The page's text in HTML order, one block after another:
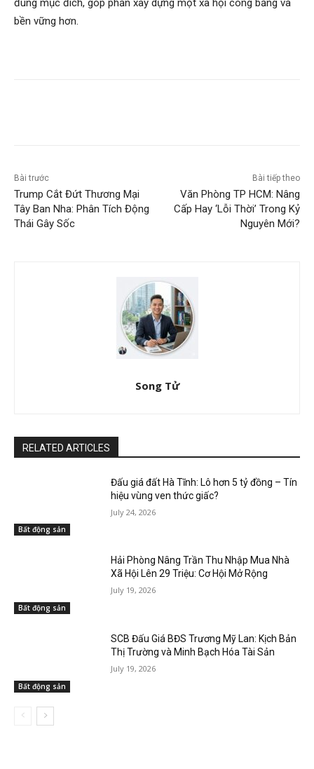
đúng mục đích, góp phần xây dựng một xã hội công bằng và
bền vững hơn.
Bài trước
Trump Cắt Đứt Thương Mại
Tây Ban Nha: Phân Tích Động
Thái Gây Sốc
Bài tiếp theo
Văn Phòng TP HCM: Nâng
Cấp Hay ‘Lỗi Thời’ Trong Kỷ
Nguyên Mới?
Song Tử
RELATED ARTICLES
Bất động sản
Đấu giá đất Hà Tĩnh: Lô hơn 5 tỷ đồng – Tín
hiệu vùng ven thức giấc?
July 24, 2026
Bất động sản
Hải Phòng Nâng Trần Thu Nhập Mua Nhà
Xã Hội Lên 29 Triệu: Cơ Hội Mở Rộng
July 19, 2026
Bất động sản
SCB Đấu Giá BĐS Trương Mỹ Lan: Kịch Bản
Thị Trường và Minh Bạch Hóa Tài Sản
July 19, 2026